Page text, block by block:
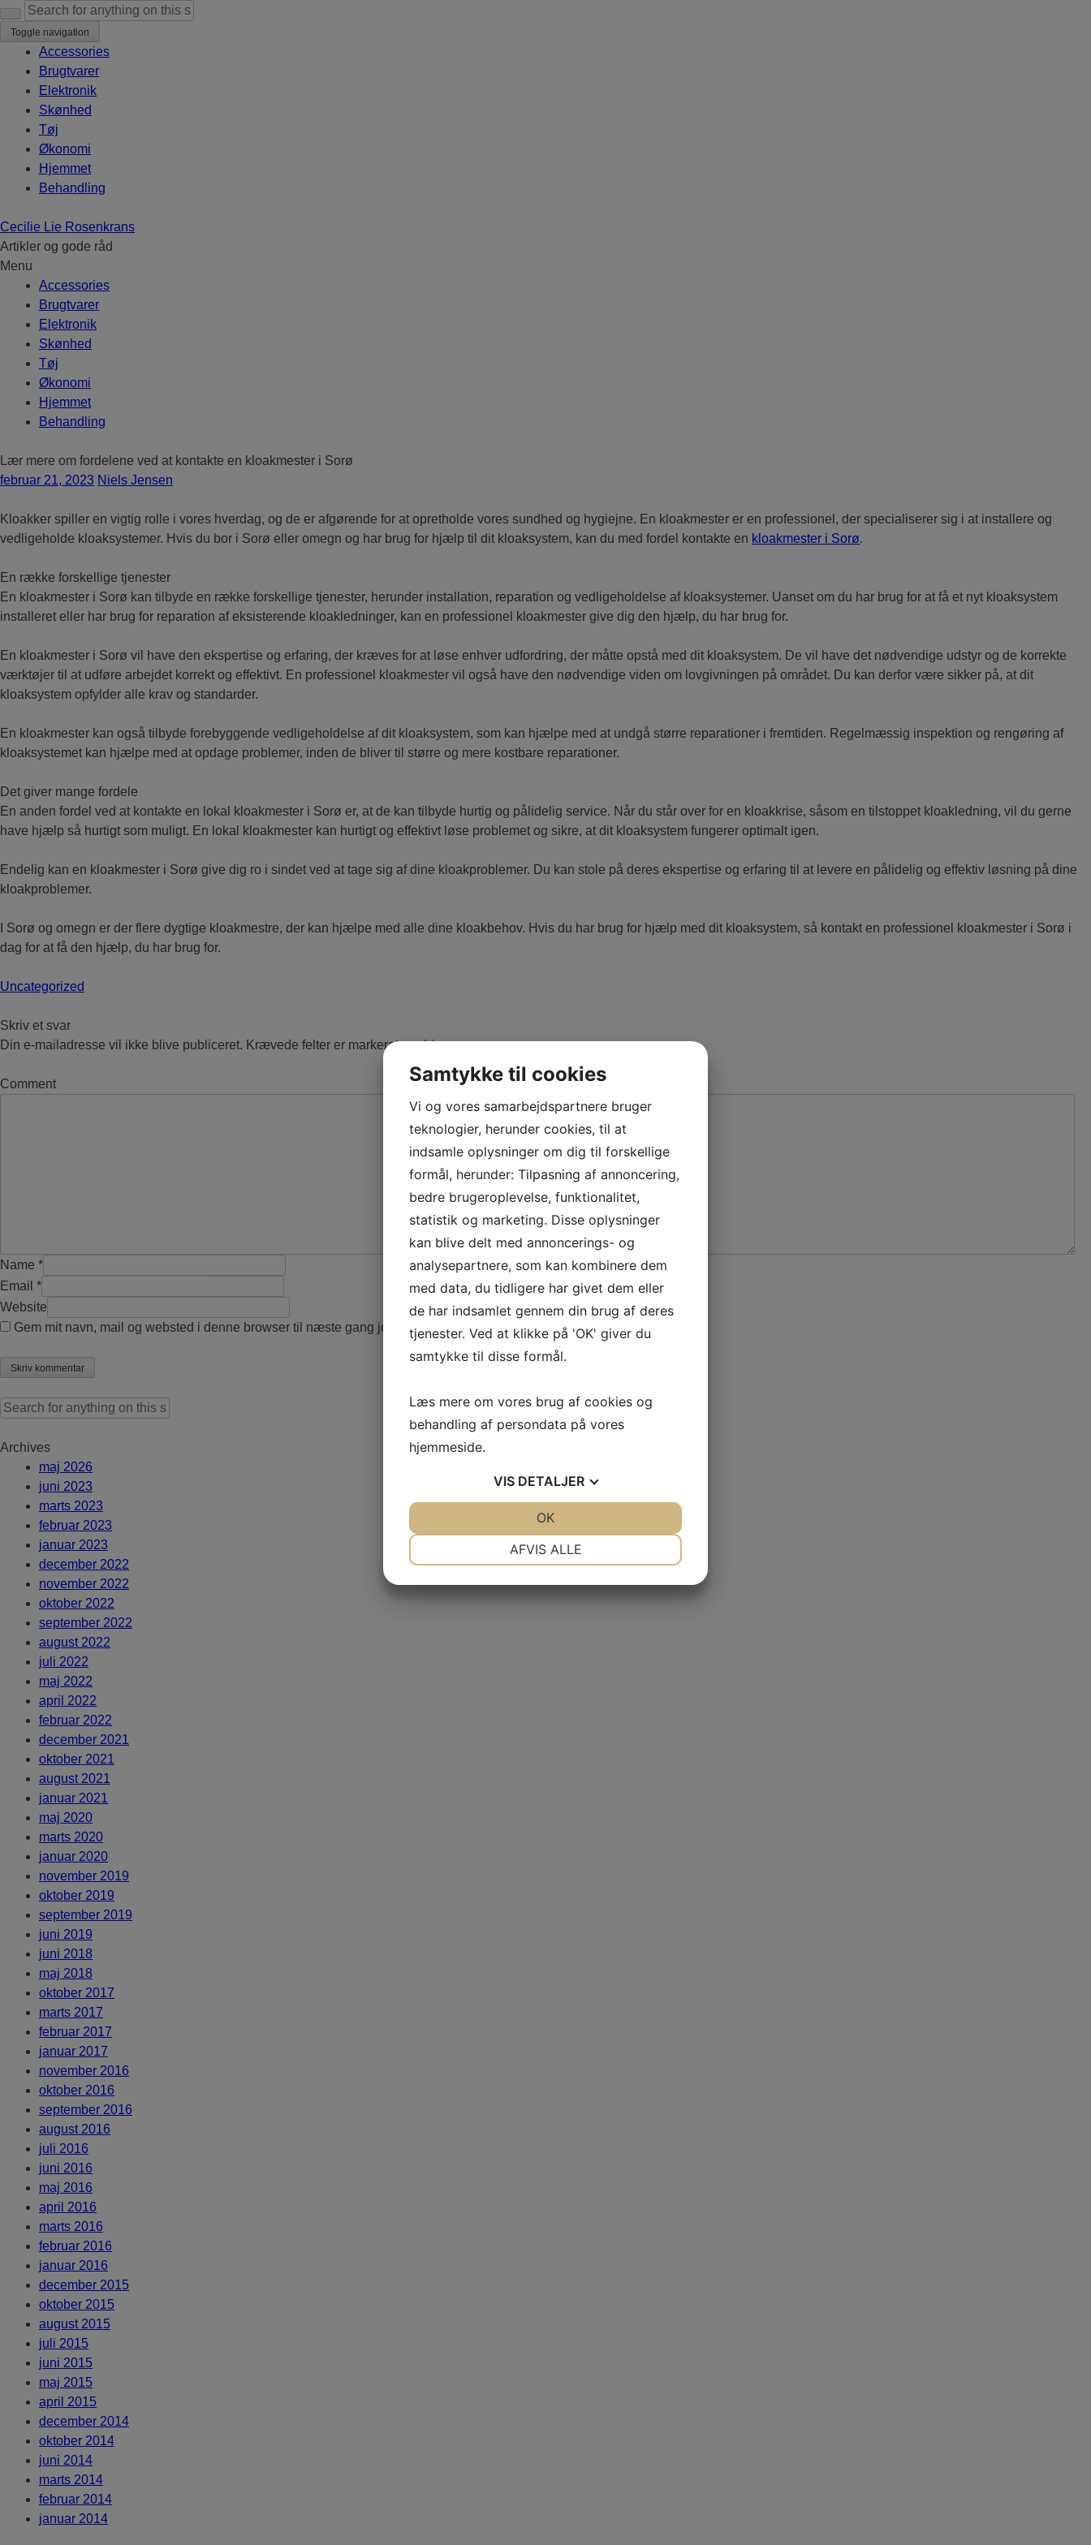
Search for:
Toggle navigation
Accessories
Brugtvarer
Elektronik
Skønhed
Tøj
Økonomi
Hjemmet
Behandling
Cecilie Lie Rosenkrans
Artikler og gode råd
Menu
Skip to content
Accessories
Brugtvarer
Elektronik
Skønhed
Tøj
Økonomi
Hjemmet
Behandling
Lær mere om fordelene ved at kontakte en kloakmester i Sorø
februar 21, 2023 Niels Jensen
Kloakker spiller en vigtig rolle i vores hverdag, og de er afgørende for at opretholde vores sundhed og hygiejne. En kloakmester er en professionel, der specialiserer sig i at installere og
vedligeholde kloaksystemer. Hvis du bor i Sorø eller omegn og har brug for hjælp til dit kloaksystem, kan du med fordel kontakte en kloakmester i Sorø.
En række forskellige tjenester
En kloakmester i Sorø kan tilbyde en række forskellige tjenester, herunder installation, reparation og vedligeholdelse af kloaksystemer. Uanset om du har brug for at få et nyt kloaksystem
installeret eller har brug for reparation af eksisterende kloakledninger, kan en professionel kloakmester give dig den hjælp, du har brug for.
En kloakmester i Sorø vil have den ekspertise og erfaring, der kræves for at løse enhver udfordring, der måtte opstå med dit kloaksystem. De vil have det nødvendige udstyr og de korrekte
værktøjer til at udføre arbejdet korrekt og effektivt. En professionel kloakmester vil også have den nødvendige viden om lovgivningen på området. Du kan derfor være sikker på, at dit
kloaksystem opfylder alle krav og standarder.
En kloakmester kan også tilbyde forebyggende vedligeholdelse af dit kloaksystem, som kan hjælpe med at undgå større reparationer i fremtiden. Regelmæssig inspektion og rengøring af
kloaksystemet kan hjælpe med at opdage problemer, inden de bliver til større og mere kostbare reparationer.
Det giver mange fordele
En anden fordel ved at kontakte en lokal kloakmester i Sorø er, at de kan tilbyde hurtig og pålidelig service. Når du står over for en kloakkrise, såsom en tilstoppet kloakledning, vil du gerne
have hjælp så hurtigt som muligt. En lokal kloakmester kan hurtigt og effektivt løse problemet og sikre, at dit kloaksystem fungerer optimalt igen.
Endelig kan en kloakmester i Sorø give dig ro i sindet ved at tage sig af dine kloakproblemer. Du kan stole på deres ekspertise og erfaring til at levere en pålidelig og effektiv løsning på dine
kloakproblemer.
I Sorø og omegn er der flere dygtige kloakmestre, der kan hjælpe med alle dine kloakbehov. Hvis du har brug for hjælp med dit kloaksystem, så kontakt en professionel kloakmester i Sorø i
dag for at få den hjælp, du har brug for.
Uncategorized
Skriv et svar
Din e-mailadresse vil ikke blive publiceret. Krævede felter er markeret med*
Comment
Name *
Email *
Website
Gem mit navn, mail og websted i denne browser til næste gang jeg kommenterer.
Search for:
Archives
maj 2026
juni 2023
marts 2023
februar 2023
januar 2023
december 2022
november 2022
oktober 2022
september 2022
august 2022
juli 2022
maj 2022
april 2022
februar 2022
december 2021
oktober 2021
august 2021
januar 2021
maj 2020
marts 2020
januar 2020
november 2019
oktober 2019
september 2019
juni 2019
juni 2018
maj 2018
oktober 2017
marts 2017
februar 2017
januar 2017
november 2016
oktober 2016
september 2016
august 2016
juli 2016
juni 2016
maj 2016
april 2016
marts 2016
februar 2016
januar 2016
december 2015
oktober 2015
august 2015
juli 2015
juni 2015
maj 2015
april 2015
december 2014
oktober 2014
juni 2014
marts 2014
februar 2014
januar 2014
Samtykke til cookies
Vi og vores samarbejdspartnere bruger
teknologier, herunder cookies, til at
indsamle oplysninger om dig til forskellige
formål, herunder: Tilpasning af annoncering,
bedre brugeroplevelse, funktionalitet,
statistik og marketing. Disse oplysninger
kan blive delt med annoncerings- og
analysepartnere, som kan kombinere dem
med data, du tidligere har givet dem eller
de har indsamlet gennem din brug af deres
tjenester. Ved at klikke på 'OK' giver du
samtykke til disse formål.
Læs mere om vores brug af cookies og
behandling af persondata på vores
hjemmeside.
VIS DETALJER
AFVIS ALLE
OK